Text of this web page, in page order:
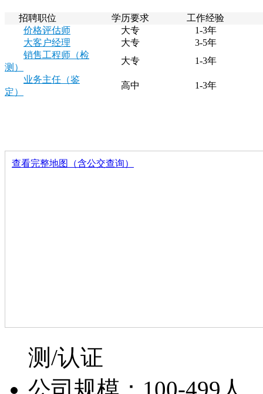
招聘职位 学历要求
工作经验
价格评估师
大专
1-3年
大客户经理
大专
3-5年
销售工程师（检
测）
大专
1-3年
业务主任（鉴
定）
高中 1-3年
查看完整地图（含公交查询）
测/认证